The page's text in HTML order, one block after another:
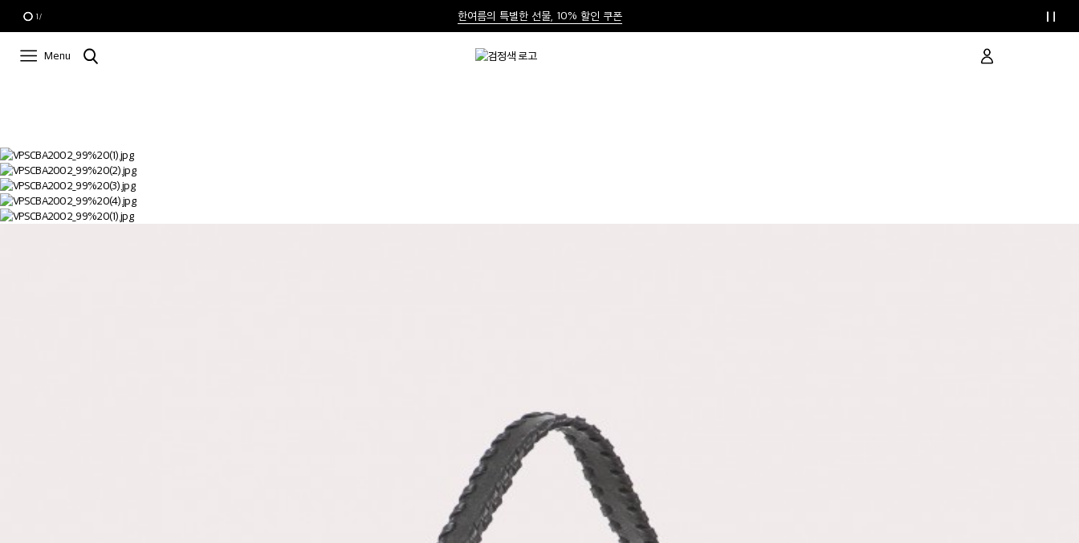
한여름의 특별한 선물, 10% 할인 쿠폰
신규가입 1만원 쿠폰 + 1만원 마일리지
1 /
Menu